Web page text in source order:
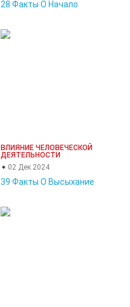
28 Факты О Начало
ВЛИЯНИЕ ЧЕЛОВЕЧЕСКОЙ
ДЕЯТЕЛЬНОСТИ
02 Дек 2024
39 Факты О Высыхание